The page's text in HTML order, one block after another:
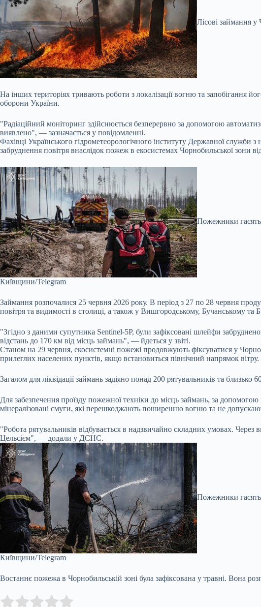
Лісові займання у
На інших територіях тривають роботи з локалізації вогню та
оборони України.
"Радіаційний моніторинг здійснюється безперервно за допомогою
виявлено", — зазначається у повідомленні.
Фахівці Українського гідрометеорологічного інституту Державної служби
забруднення повітря внаслідок пожеж в екосистемах Чорнобильської зони
Пожежники гасять
Київщини/Telegram
Займання розпочалися 25 червня 2026 року. В період з 27 по 28 червня
повітря та видимості в столиці, а також у Вишгородському, Бучанському та
"Згідно з даними супутника Sentinel-5P, були зафіксовані шлейфи
відстань до 170 км від місць займань", — йдеться у звіті.
Станом на 29 червня, екосистемні пожежі продовжують фіксуватися у
прилеглих населених пунктів, якщо встановиться північний напрямок вітру.
Загалом для ліквідації займань задіяно понад 200 рятувальників та
Для забезпечення проїзду пожежної техніки до місць займань, за
мінералізовані смуги, які перешкоджають поширенню вогню та не
"Робота рятувальників відбувається в надзвичайно складних умовах. Через
Цельсієм", — додали у ДСНС.
Пожежники гасять
Київщини/Telegram
Востаннє пожежа в Чорнобильській зоні була зафіксована у травні. Вона
Rate this item: